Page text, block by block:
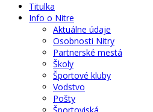
Titulka
Info o Nitre
Aktuálne údaje
Osobnosti Nitry
Partnerské mestá
Školy
Športové kluby
Vodstvo
Pošty